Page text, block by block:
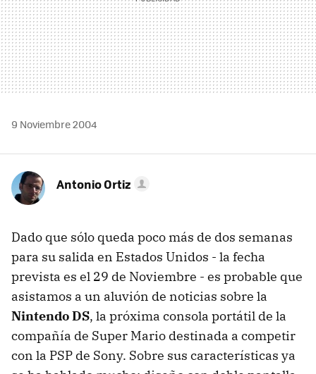
9 Noviembre 2004
Antonio Ortiz
Dado que sólo queda poco más de dos semanas
para su salida en Estados Unidos - la fecha
prevista es el 29 de Noviembre - es probable que
asistamos a un aluvión de noticias sobre la
Nintendo DS, la próxima consola portátil de la
compañía de Super Mario destinada a competir
con la PSP de Sony. Sobre sus características ya